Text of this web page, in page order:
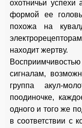
охотничьи успехи
формой ее
похожа на
находит жертву.
сигналам,
группа акул-
поодиночке,
одного и того же
в соответствии с